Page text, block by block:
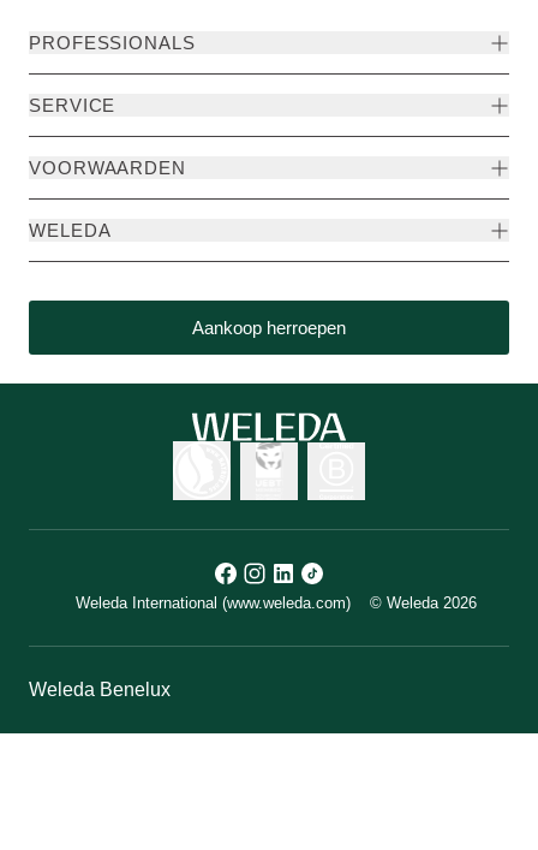
PROFESSIONALS
SERVICE
VOORWAARDEN
WELEDA
Aankoop herroepen
Weleda International (www.weleda.com) © Weleda 2026
Weleda Benelux